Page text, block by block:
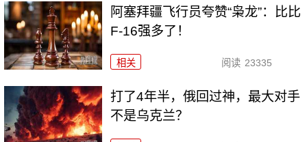
阿塞拜疆飞行员夸赞“枭龙”：比比
F-16强多了！
相关 阅读 23335
打了4年半，俄回过神，最大对手
不是乌克兰？